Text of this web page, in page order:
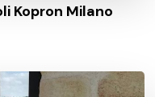
Kopron Milano